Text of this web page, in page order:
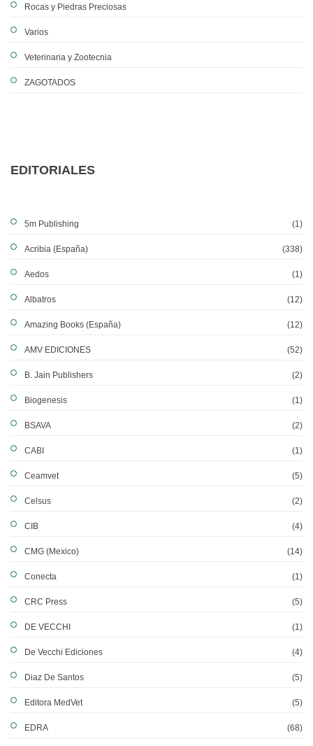
Rocas y Piedras Preciosas
Varios
Veterinaria y Zootecnia
ZAGOTADOS
EDITORIALES
5m Publishing (1)
Acribia (España) (338)
Aedos (1)
Albatros (12)
Amazing Books (España) (12)
AMV EDICIONES (52)
B. Jain Publishers (2)
Biogenesis (1)
BSAVA (2)
CABI (1)
Ceamvet (5)
Celsus (2)
CIB (4)
CMG (Mexico) (14)
Conecta (1)
CRC Press (5)
DE VECCHI (1)
De Vecchi Ediciones (4)
Diaz De Santos (5)
Editora MedVet (5)
EDRA (68)